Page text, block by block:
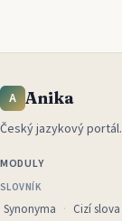
A Anika
Český jazykový portál.
MODULY
SLOVNÍK
Synonyma Cizí slova